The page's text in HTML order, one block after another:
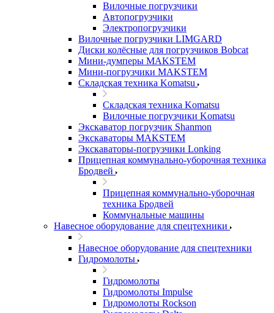
Вилочные погрузчики
Автопогрузчики
Электропогрузчики
Вилочные погрузчики LIMGARD
Диски колёсные для погрузчиков Bobcat
Мини-думперы MAKSTEM
Мини-погрузчики MAKSTEM
Складская техника Komatsu
Складская техника Komatsu
Вилочные погрузчики Komatsu
Экскаватор погрузчик Shanmon
Экскаваторы MAKSTEM
Экскаваторы-погрузчики Lonking
Прицепная коммунально-уборочная техника
Бродвей
Прицепная коммунально-уборочная
техника Бродвей
Коммунальные машины
Навесное оборудование для спецтехники
Навесное оборудование для спецтехники
Гидромолоты
Гидромолоты
Гидромолоты Impulse
Гидромолоты Rockson